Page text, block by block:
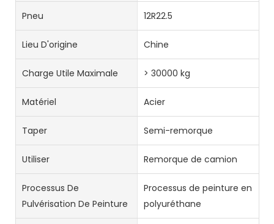
Pneu 12R22.5
Lieu D'origine Chine
Charge Utile Maximale > 30000 kg
Matériel Acier
Taper Semi-remorque
Utiliser Remorque de camion
Processus De
Pulvérisation De Peinture
Processus de peinture en
polyuréthane